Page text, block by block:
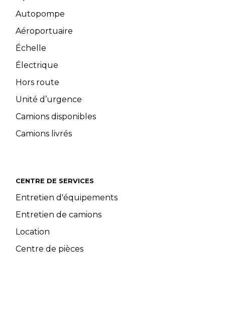
Autopompe
Aéroportuaire
Échelle
Électrique
Hors route
Unité d’urgence
Camions disponibles
Camions livrés
CENTRE DE SERVICES
Entretien d'équipements
Entretien de camions
Location
Centre de pièces